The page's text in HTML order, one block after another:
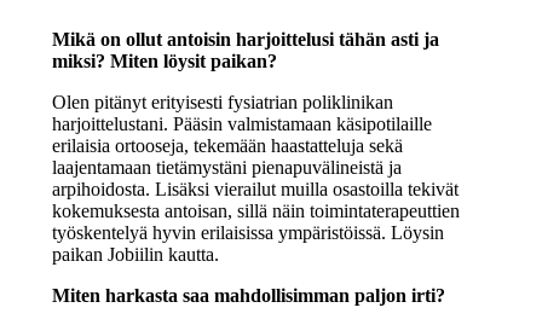
Mikä on ollut antoisin harjoittelusi tähän asti ja
miksi? Miten löysit paikan?
Olen pitänyt erityisesti fysiatrian poliklinikan
harjoittelustani. Pääsin valmistamaan käsipotilaille
erilaisia ortooseja, tekemään haastatteluja sekä
laajentamaan tietämystäni pienapuvälineistä ja
arpihoidosta. Lisäksi vierailut muilla osastoilla tekivät
kokemuksesta antoisan, sillä näin toimintaterapeuttien
työskentelyä hyvin erilaisissa ympäristöissä. Löysin
paikan Jobiilin kautta.
Miten harkasta saa mahdollisimman paljon irti?